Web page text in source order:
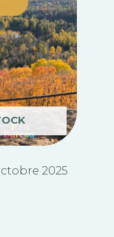
2025